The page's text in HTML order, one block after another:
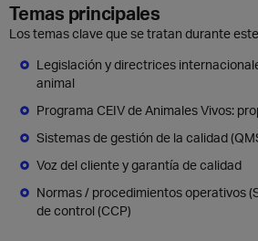
Temas principales
Los temas clave que se tratan durante
Legislación y directrices
animal
Programa CEIV de Animales Vivos:
Sistemas de gestión de la calidad
Voz del cliente y garantía de calidad
Normas / procedimientos operativos
de control (CCP)